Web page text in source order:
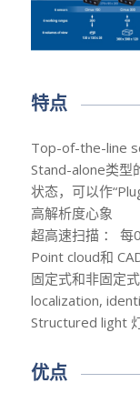
特点
Top-of-the-line
Stand-alone类型
状态，可以作
高解析度心象
超高速扫描 ： 每
Point cloud和
固定式和非固定
localization,
Structured light
优点